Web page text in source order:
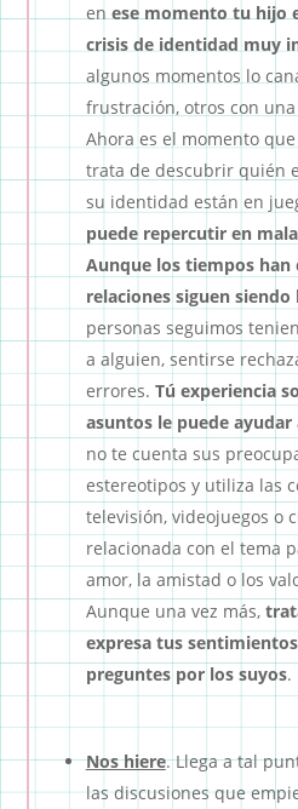
enese momento tu hijo
crisis de identidad muy
algunos momentos lo
frustración, otros con
Ahora es el momento
trata de descubrir quién
su identidad están en
puede repercutir en
Aunque los tiempos han
relaciones siguen siendo
personas seguimos
a alguien, sentirse
errores. Tú experiencia
asuntos le puede
no te cuenta sus
estereotipos y utiliza las
televisión, videojuegos o
relacionada con el tema
amor, la amistad o los
Aunque una vez más,
expresa tus
preguntes por los suyos.
Nos hiere. Llega a tal
las discusiones que